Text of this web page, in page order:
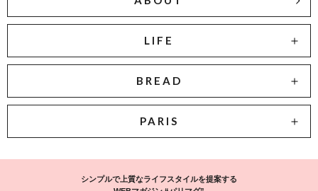
LIFE
BREAD
PARIS
シンプルで上質なライフスタイルを提案する